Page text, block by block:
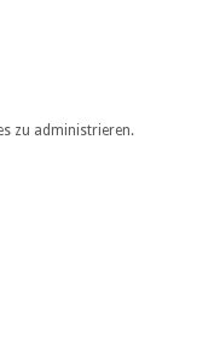
zu administrieren.